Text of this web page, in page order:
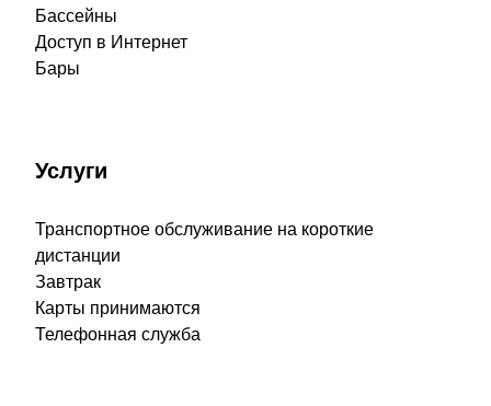
Бассейны
Доступ в Интернет
Бары
Услуги
Транспортное обслуживание на короткие
дистанции
Завтрак
Карты принимаются
Телефонная служба